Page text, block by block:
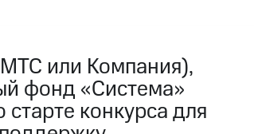
или Компания),
фонд «Система»
конкурса для